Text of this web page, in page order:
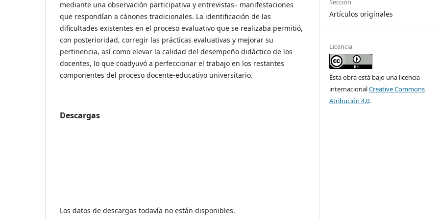
mediante una observación participativa y entrevistas– manifestaciones
que respondían a cánones tradicionales. La identificación de las
dificultades existentes en el proceso evaluativo que se realizaba permitió,
con posterioridad, corregir las prácticas evaluativas y mejorar su
pertinencia, así como elevar la calidad del desempeño didáctico de los
docentes, lo que coadyuvó a perfeccionar el trabajo en los restantes
componentes del proceso docente-educativo universitario.
Descargas
Los datos de descargas todavía no están disponibles.
Sección
Artículos originales
Licencia
Esta obra está bajo una licencia
internacionalCreative Commons
Atribución 4.0.